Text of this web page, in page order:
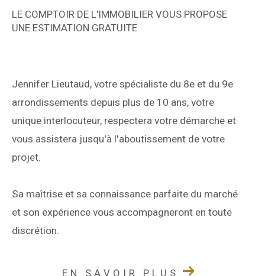
LE COMPTOIR DE L'IMMOBILIER VOUS PROPOSE
UNE ESTIMATION GRATUITE
Jennifer Lieutaud, votre spécialiste du 8e et du 9e
arrondissements depuis plus de 10 ans, votre
unique interlocuteur, respectera votre démarche et
vous assistera jusqu'à l'aboutissement de votre
projet.
Sa maîtrise et sa connaissance parfaite du marché
et son expérience vous accompagneront en toute
discrétion.
EN SAVOIR PLUS